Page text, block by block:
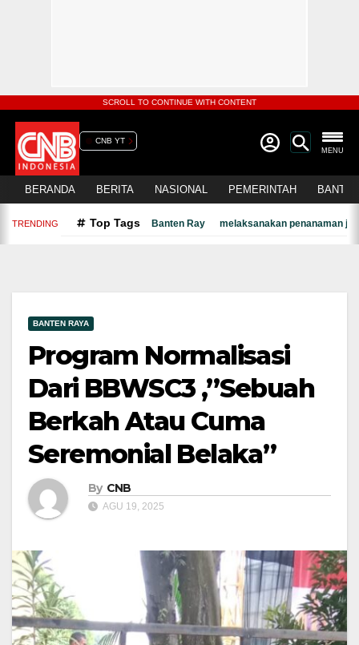
SCROLL TO CONTINUE WITH CONTENT
CNB YT
MENU
BERANDA BERITA NASIONAL PEMERINTAH
TRENDING Top Tags Banten Ray melaksanakan penanaman
BANTEN RAYA
Program Normalisasi
Dari BBWSC3 ,”Sebuah
Berkah Atau Cuma
Seremonial Belaka”
By CNB
AGU 19, 2025